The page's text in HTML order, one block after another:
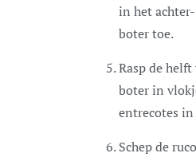
in het
boter toe.
Rasp de
boter in
entrecotes
Schep de